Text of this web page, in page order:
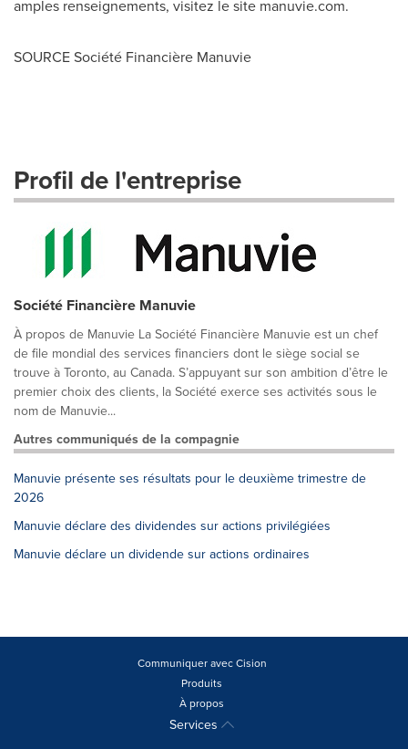
amples renseignements, visitez le site manuvie.com.
SOURCE Société Financière Manuvie
Profil de l'entreprise
Société Financière Manuvie
À propos de Manuvie La Société Financière Manuvie est un chef
de file mondial des services financiers dont le siège social se
trouve à Toronto, au Canada. S’appuyant sur son ambition d’être le
premier choix des clients, la Société exerce ses activités sous le
nom de Manuvie...
Autres communiqués de la compagnie
Manuvie présente ses résultats pour le deuxième trimestre de
2026
Manuvie déclare des dividendes sur actions privilégiées
Manuvie déclare un dividende sur actions ordinaires
Communiquer avec Cision
Produits
À propos
Services